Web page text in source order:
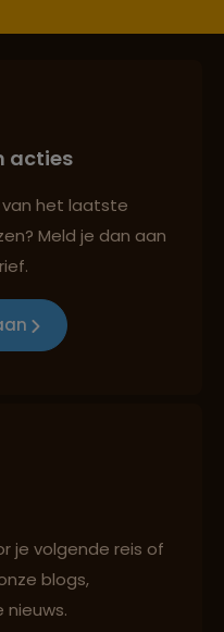
reisadvies
cultuur en milieu
reisadvies
acties
van het laatste
Meld je dan aan
je volgende reis of
blogs,